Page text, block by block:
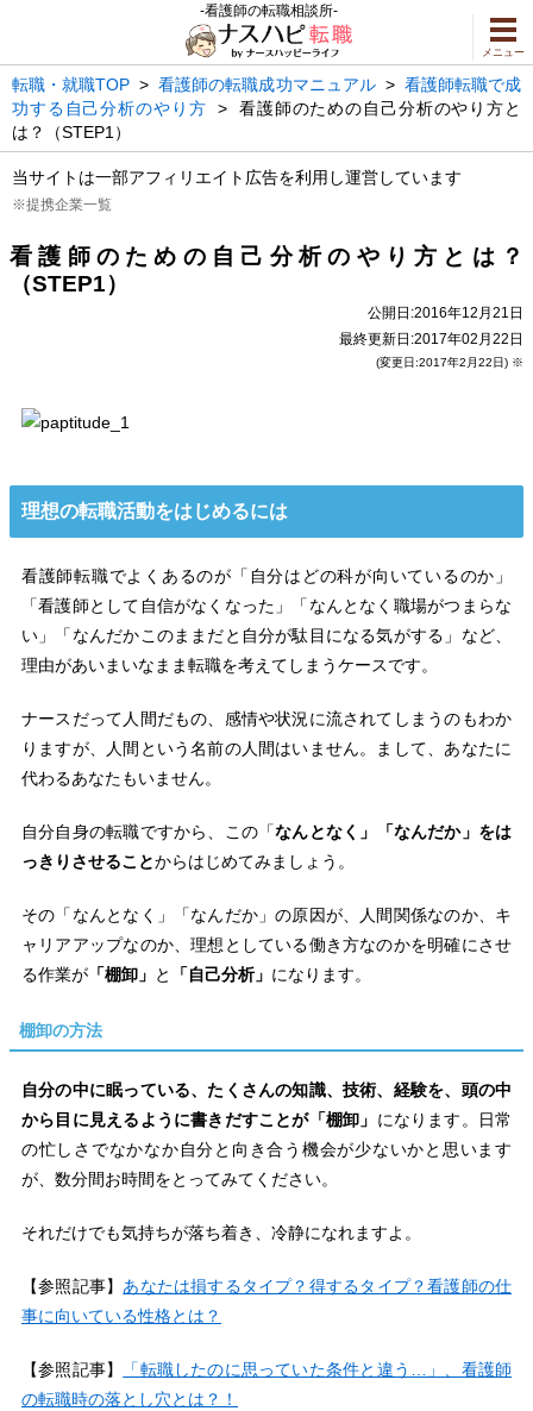
-看護師の転職相談所-
メニュー
転職・就職TOP >看護師の転職成功マニュアル> 看護師転職で成
功する自己分析のやり方 >看護師のための自己分析のやり方と
は？（STEP1）
当サイトは一部アフィリエイト広告を利用し運営しています
※提携企業一覧
看護師のための自己分析のやり方とは？
（STEP1）
公開日:2016年12月21日
最終更新日:2017年02月22日
(変更日:2017年2月22日) ※
理想の転職活動をはじめるには
看護師転職でよくあるのが「自分はどの科が向いているのか」
「看護師として自信がなくなった」「なんとなく職場がつまらな
い」「なんだかこのままだと自分が駄目になる気がする」など、
理由があいまいなまま転職を考えてしまうケースです。
ナースだって人間だもの、感情や状況に流されてしまうのもわか
りますが、人間という名前の人間はいません。まして、あなたに
代わるあなたもいません。
自分自身の転職ですから、この「なんとなく」「なんだか」をは
っきりさせることからはじめてみましょう。
その「なんとなく」「なんだか」の原因が、人間関係なのか、キ
ャリアアップなのか、理想としている働き方なのかを明確にさせ
る作業が 「棚卸」 と 「自己分析」 になります。
棚卸の方法
自分の中に眠っている、たくさんの知識、技術、経験を、頭の中
から目に見えるように書きだすことが「棚卸」 になります。日常
の忙しさでなかなか自分と向き合う機会が少ないかと思います
が、数分間お時間をとってみてください。
それだけでも気持ちが落ち着き、冷静になれますよ。
【参照記事】 あなたは損するタイプ？得するタイプ？看護師の仕
事に向いている性格とは？
【参照記事】
「転職したのに思っていた条件と違う…」、看護師
の転職時の落とし穴とは？！